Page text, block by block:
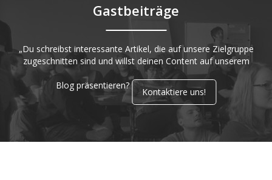
Gastbeiträge
„Du schreibst interessante Artikel, die auf unsere Zielgruppe
zugeschnitten sind und willst deinen Content auf unserem
Blog präsentieren?
Kontaktiere uns!